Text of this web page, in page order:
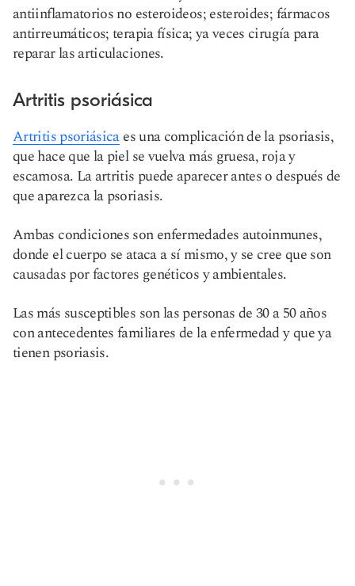
antiinflamatorios no esteroideos; esteroides; fármacos
antirreumáticos; terapia física; ya veces cirugía para
reparar las articulaciones.
Artritis psoriásica
Artritis psoriásicaes una complicación de la psoriasis,
que hace que la piel se vuelva más gruesa, roja y
escamosa. La artritis puede aparecer antes o después de
que aparezca la psoriasis.
Ambas condiciones son enfermedades autoinmunes,
donde el cuerpo se ataca a sí mismo, y se cree que son
causadas por factores genéticos y ambientales.
Las más susceptibles son las personas de 30 a 50 años
con antecedentes familiares de la enfermedad y que ya
tienen psoriasis.